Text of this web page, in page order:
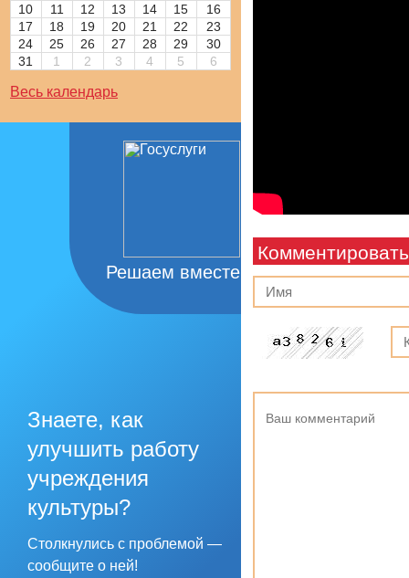
10
11 12 13 14 15
16
17
18 19 20 21 22
23
24
25 26 27 28 29
30
31
1 2 3 4 5 6
Весь календарь
Решаем вместе
Знаете, как
улучшить работу
учреждения
культуры?
Столкнулись с проблемой —
сообщите о ней!
Комментировать